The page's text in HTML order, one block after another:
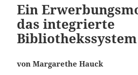
Ein
das integrierte
von Margarethe Hauck